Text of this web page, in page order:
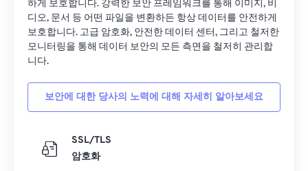
하게 보호합니다. 강력한 보안 프레임워크를 통해 이미지, 비
디오, 문서 등 어떤 파일을 변환하든 항상 데이터를 안전하게
보호합니다. 고급 암호화, 안전한 데이터 센터, 그리고 철저한
모니터링을 통해 데이터 보안의 모든 측면을 철저히 관리합
니다.
보안에 대한 당사의 노력에 대해 자세히 알아보세요
SSL/TLS
암호화